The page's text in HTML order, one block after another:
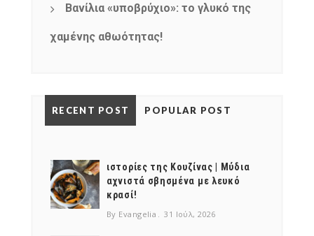
Βανίλια «υποβρύχιο»: το γλυκό της
χαμένης αθωότητας!
RECENT POST POPULAR POST
ιστορίες της Κουζίνας | Μύδια
αχνιστά σβησμένα με λευκό
κρασί!
By Evangelia 31 Ιούλ, 2026